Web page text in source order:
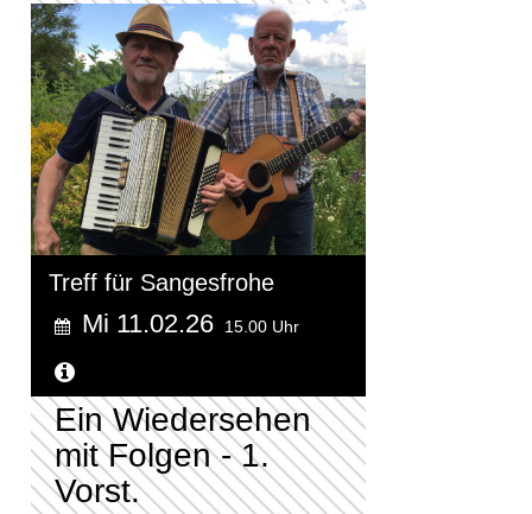
Treff für Sangesfrohe
Mi 11.02.26 15.00 Uhr
Ein Wiedersehen
mit Folgen - 1.
Vorst.